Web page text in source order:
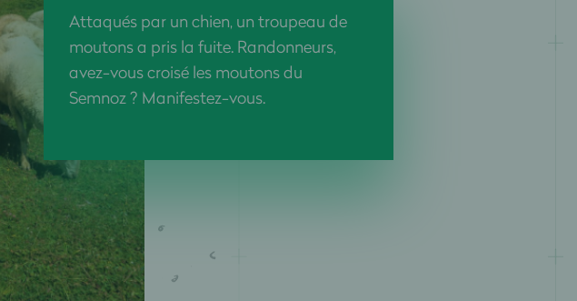
Attaqués par un chien, un troupeau de
moutons a pris la fuite. Randonneurs,
avez-vous croisé les moutons du
Semnoz ? Manifestez-vous.